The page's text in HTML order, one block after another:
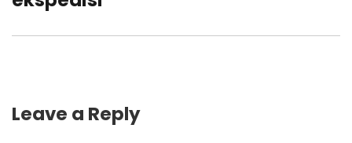
Leave a Reply